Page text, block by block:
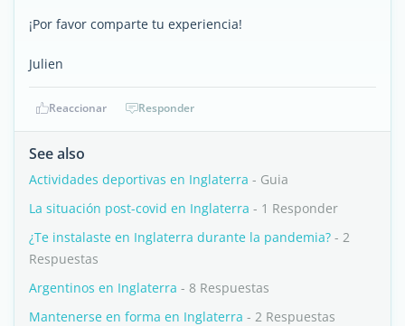
¡Por favor comparte tu experiencia!
Julien
Reaccionar Responder
See also
Actividades deportivas en Inglaterra - Guia
La situación post-covid en Inglaterra - 1 Responder
¿Te instalaste en Inglaterra durante la pandemia? - 2
Respuestas
Argentinos en Inglaterra - 8 Respuestas
Mantenerse en forma en Inglaterra - 2 Respuestas